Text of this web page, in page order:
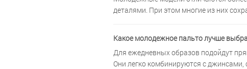
деталями. При этом многие из них
Какое молодежное пальто лучше
Для ежедневных образов подойдут
Они легко комбинируются с джинсами,